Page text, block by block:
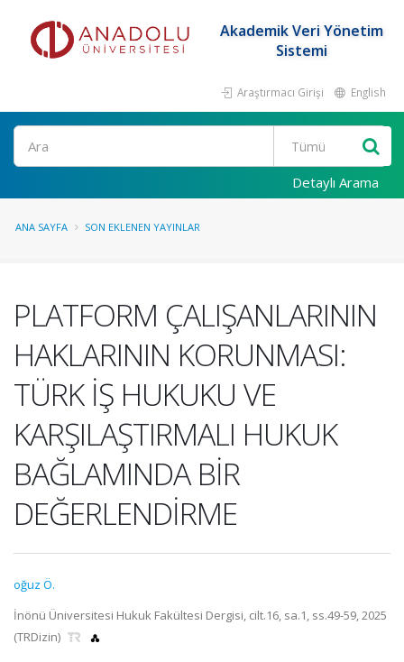
Akademik Veri Yönetim
Sistemi
Araştırmacı Girişi English
Ara
Detaylı Arama
ANA SAYFA SON EKLENEN YAYINLAR
PLATFORM ÇALIŞANLARININ
HAKLARININ KORUNMASI:
TÜRK İŞ HUKUKU VE
KARŞILAŞTIRMALI HUKUK
BAĞLAMINDA BİR
DEĞERLENDİRME
oğuz Ö.
İnönü Üniversitesi Hukuk Fakültesi Dergisi, cilt.16, sa.1, ss.49-59, 2025
(TRDizin)